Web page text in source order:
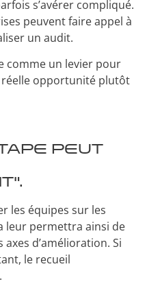
s’avérer compliqué.
peuvent faire appel à
un audit.
comme un levier pour
réelle opportunité plutôt
peut
les équipes sur les
leur permettra ainsi de
d’amélioration. Si
le recueil